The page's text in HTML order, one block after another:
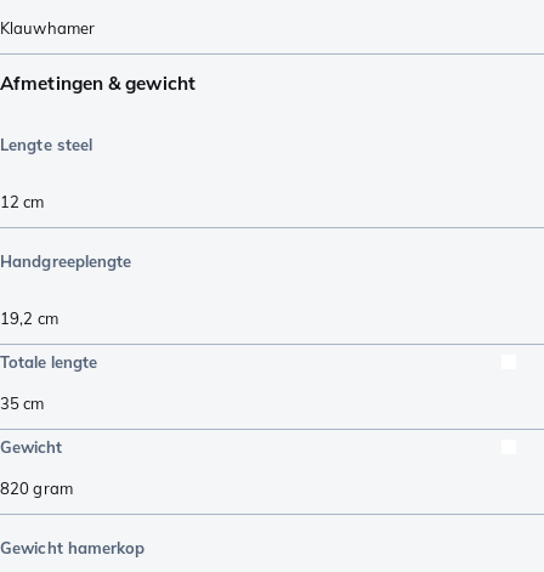
Klauwhamer
Afmetingen & gewicht
Lengte steel
12 cm
Handgreeplengte
19,2 cm
Totale lengte
35cm
Gewicht
820gram
Gewicht hamerkop